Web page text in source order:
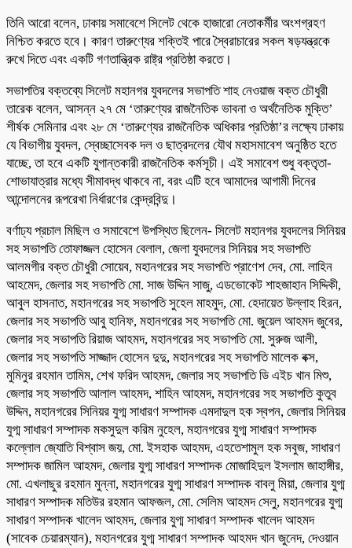
তিনি আরো বলেন, ঢাকায় সমাবেশে সিলেট থেকে হাজারো নেতাকর্মীর অংশগ্রহণ
নিশ্চিত করতে হবে। কারণ তারুণ্যের শক্তিই পারে স্বৈরাচারের সকল ষড়যন্ত্রকে
রুখে দিতে এবং একটি গণতান্ত্রিক রাষ্ট্র প্রতিষ্ঠা করতে।
সভাপতির বক্তব্যে সিলেট মহানগর যুবদলের সভাপতি শাহ নেওয়াজ বক্ত চৌধুরী
তারেক বলেন, আসন্ন ২৭ মে ‘তারুণ্যের রাজনৈতিক ভাবনা ও অর্থনৈতিক মুক্তি’
শীর্ষক সেমিনার এবং ২৮ মে ‘তারুণ্যের রাজনৈতিক অধিকার প্রতিষ্ঠা’র লক্ষ্যে ঢাকায়
যে বিভাগীয় যুবদল, স্বেচ্ছাসেবক দল ও ছাত্রদলের যৌথ মহাসমাবেশ অনুষ্ঠিত হতে
যাচ্ছে, তা হবে একটি যুগান্তকারী রাজনৈতিক কর্মসূচী। এই সমাবেশ শুধু বক্তৃতা-
শোভাযাত্রার মধ্যে সীমাবদ্ধ থাকবে না, বরং এটি হবে আমাদের আগামী দিনের
আন্দোলনের রূপরেখা নির্ধারণের কেন্দ্রবিন্দু।
বর্ণাঢ্য প্রচাল মিছিল ও সমাবেশে উপস্থিত ছিলেন- সিলেট মহানগর যুবদলের সিনিয়র
সহ সভাপতি তোফাজ্জল হোসেন বেলাল, জেলা যুবদলের সিনিয়র সহ সভাপতি
আলমগীর বক্ত চৌধুরী সোয়েব, মহানগরের সহ সভাপতি প্রাণেশ দেব, মো. লাহিন
আহমেদ, জেলার সহ সভাপতি মো. সাজ উদ্দিন সাজু, এডভোকেট শাহজাহান সিদ্দিকী,
আবুল হাসনাত, মহানগরের সহ সভাপতি সুহেল মাহমুদ, মো. হেদায়েত উল্লাহ হিরন,
জেলার সহ সভাপতি আবু হানিফ, মহানগরের সহ সভাপতি মো. জুয়েল আহমদ জুবের,
জেলার সহ সভাপতি রিয়াজ আহমদ, মহানগরের সহ সভাপতি মো. সুরুজ আলী,
জেলার সহ সভাপতি সাজ্জাদ হোসেন দুদু, মহানগরের সহ সভাপতি মালেক বক্স,
মুমিনুর রহমান তামিম, শেখ ফরিদ আহমদ, জেলার সহ সভাপতি ডি এইচ খান মিশু,
জেলার সহ সভাপতি আলাল আহমদ, শাহিন আহমদ, মহানগরের সহ সভাপতি কুতুব
উদ্দিন, মহানগরের সিনিয়র যুগ্ম সাধারণ সম্পাদক এমদাদুল হক স্বপন, জেলার সিনিয়র
যুগ্ম সাধারণ সম্পাদক মকসুদুল করিম নুহেল, মহানগরের যুগ্ম সাধারণ সম্পাদক
কল্লোল জ্যোতি বিশ্বাস জয়, মো. ইসহাক আহমদ, এহতেশামুল হক সবুজ, সাধারণ
সম্পাদক জামিল আহমদ, জেলার যুগ্ম সাধারণ সম্পাদক মোজাহিদুল ইসলাম জাহাঙ্গীর,
মো. এখলাছুর রহমান মুন্না, মহানগরের যুগ্ম সাধারণ সম্পাদক বাবলু মিয়া, জেলার যুগ্ম
সাধারণ সম্পাদক মতিউর রহমান আফজল, মো. সেলিম আহমদ সেলু, মহানগরের যুগ্ম
সাধারণ সম্পাদক খালেদ আহমদ, জেলার যুগ্ম সাধারণ সম্পাদক খালেদ আহমদ
(সাবেক চেয়ারম্যান), মহানগরের যুগ্ম সাধারণ সম্পাদক আহমদ খান জুনেদ, দেওয়ান